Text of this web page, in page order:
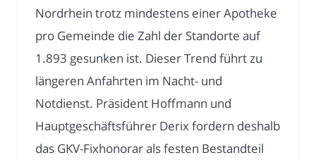
Nordrhein trotz mindestens einer Apotheke
pro Gemeinde die Zahl der Standorte auf
1.893 gesunken ist. Dieser Trend führt zu
längeren Anfahrten im Nacht- und
Notdienst. Präsident Hoffmann und
Hauptgeschäftsführer Derix fordern deshalb
das GKV-Fixhonorar als festen Bestandteil